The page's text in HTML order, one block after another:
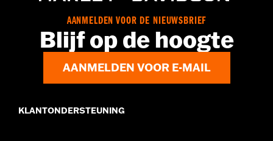
Beschermkap, bevestigingsmateriaal en installatie-
instructies
GARANTIE:2 jaar beperkte garantie - Ga naarwww.h-
d.com/warrantyvoor meer info
AANMELDEN VOOR DE NIEUWSBRIEF
Blijf op de hoogte
AANMELDEN VOOR E-MAIL
KLANTONDERSTEUNING